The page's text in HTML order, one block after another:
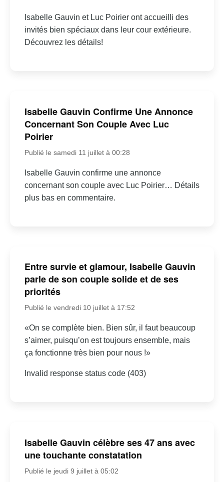
Isabelle Gauvin et Luc Poirier ont accueilli des
invités bien spéciaux dans leur cour extérieure.
Découvrez les détails!
Isabelle Gauvin Confirme Une Annonce
Concernant Son Couple Avec Luc
Poirier
Publié le samedi 11 juillet à 00:28
Isabelle Gauvin confirme une annonce
concernant son couple avec Luc Poirier… Détails
plus bas en commentaire.
Entre survie et glamour, Isabelle Gauvin
parle de son couple solide et de ses
priorités
Publié le vendredi 10 juillet à 17:52
«On se complète bien. Bien sûr, il faut beaucoup
s’aimer, puisqu’on est toujours ensemble, mais
ça fonctionne très bien pour nous !»
Invalid response status code (403)
Isabelle Gauvin célèbre ses 47 ans avec
une touchante constatation
Publié le jeudi 9 juillet à 05:02